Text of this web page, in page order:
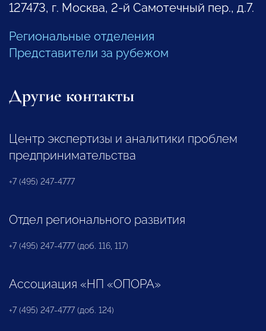
127473, г. Москва, 2-й Самотечный пер., д.7.
Региональные отделения
Представители за рубежом
Другие контакты
Центр экспертизы и аналитики проблем
предпринимательства
+7 (495) 247-4777
Отдел регионального развития
+7 (495) 247-4777 (доб. 116, 117)
Ассоциация «НП «ОПОРА»
+7 (495) 247-4777 (доб. 124)